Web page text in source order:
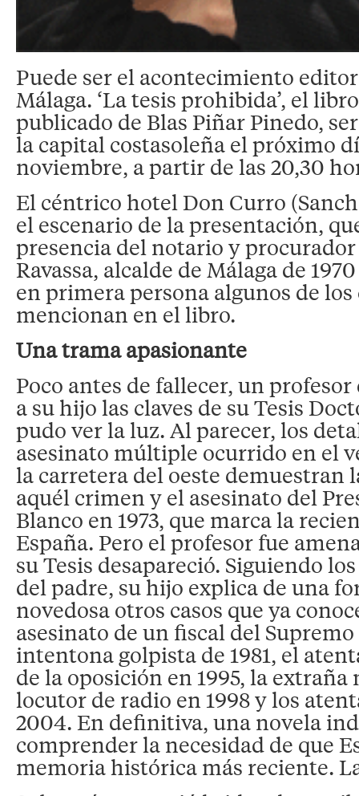
Puede ser el acontecimiento
Málaga. ‘La tesis prohibida’, el
publicado de Blas Piñar Pinedo,
la capital costasoleña el próximo
noviembre, a partir de las 20,30
El céntrico hotel Don Curro
el escenario de la presentación,
presencia del notario y
Ravassa, alcalde de Málaga de
en primera persona algunos de los
mencionan en el libro.
Una trama apasionante
Poco antes de fallecer, un
a su hijo las claves de su Tesis
pudo ver la luz. Al parecer, los
asesinato múltiple ocurrido en el
la carretera del oeste demuestran
aquél crimen y el asesinato del
Blanco en 1973, que marca la
España. Pero el profesor fue
su Tesis desapareció. Siguiendo
del padre, su hijo explica de una
novedosa otros casos que ya
asesinato de un fiscal del Supremo
intentona golpista de 1981, el
de la oposición en 1995, la
locutor de radio en 1998 y los
2004. En definitiva, una novela
comprender la necesidad de que
memoria histórica más reciente.